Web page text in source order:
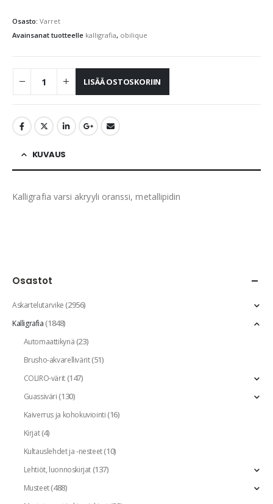
Osasto: Varret
Avainsanat tuotteelle kalligrafia, obilique
LISÄÄ OSTOSKORIIN
KUVAUS
Kalligrafia varsi akryyli oranssi, metallipidin
Osastot
Askartelutarvike(2956)
Kalligrafia(1848)
Automaattikynä(23)
Brusho-akvarellivärit(51)
COLIRO-värit(147)
Guassiväri(130)
Kaiverrus ja kohokuviointi(16)
Kirjat(4)
Kultauslehdet ja -nesteet(10)
Lehtiöt, luonnoskirjat(137)
Musteet(488)